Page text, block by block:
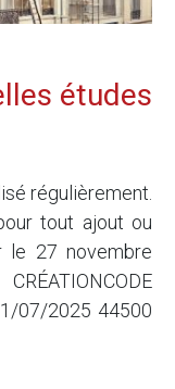
études
régulièrement.
tout ajout ou
le 27 novembre
07/2025 44500